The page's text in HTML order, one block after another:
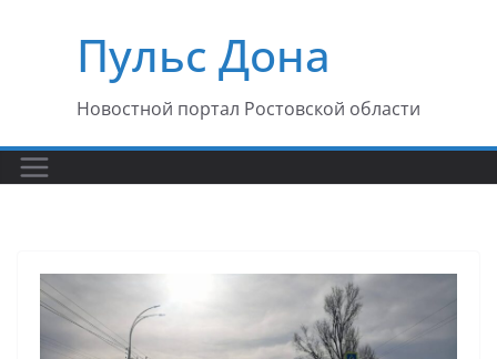
содержимомуПульс Дона
Новостной портал Ростовской области